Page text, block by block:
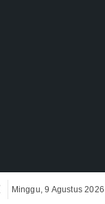
Minggu, 9 Agustus 2026